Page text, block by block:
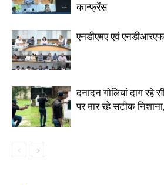
कान्फ्रेंस
एनडीएमए एवं
दनादन गोलियां दाग रहे
पर मार रहे सटीक